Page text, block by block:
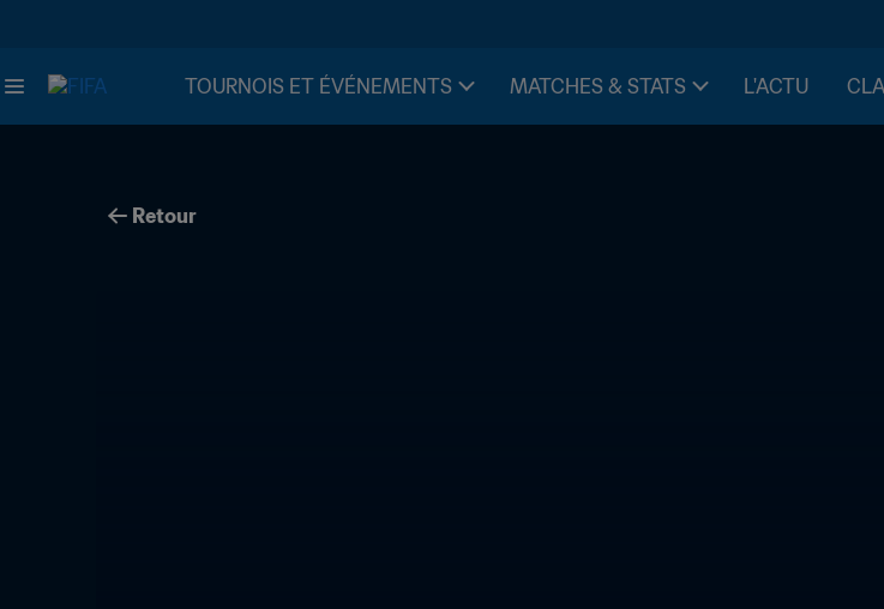
TOURNOIS ET ÉVÉNEMENTS MATCHES & STATS L'ACTU
Retour